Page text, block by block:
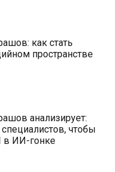
как стать
пространстве
анализирует:
чтобы
в ИИ-гонке